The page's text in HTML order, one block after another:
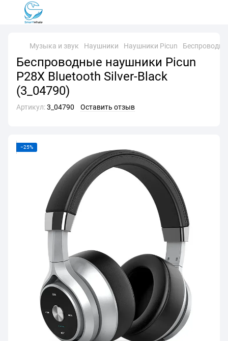
Музыка и звук Наушники Наушники Picun
Беспроводные наушники Picun
P28X Bluetooth Silver-Black
(3_04790)
Артикул:3_04790 Оставить отзыв
−25%